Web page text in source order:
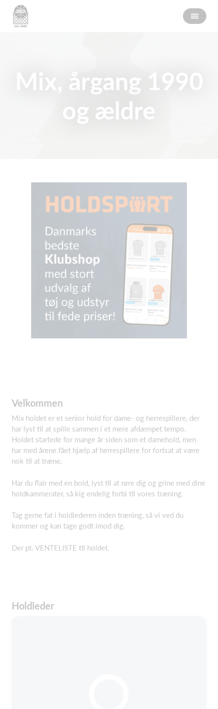
Mix, årgang 1990
og ældre
Velkommen
Mix holdet er et senior hold for dame- og herrespillere, der
har lyst til at spille sammen i et mere afdæmpet tempo.
Holdet startede for mange år siden som et damehold, men
har med årene fået hjælp af herrespillere for fortsat at være
nok til at træne.
Har du flair med en bold, lyst til at røre dig og grine med dine
holdkammerater, så kig endelig forbi til vores træning.
Tag gerne fat i holdlederen inden træning, så vi ved du
kommer og kan tage godt imod dig.
Der pt. VENTELISTE til holdet.
Holdleder